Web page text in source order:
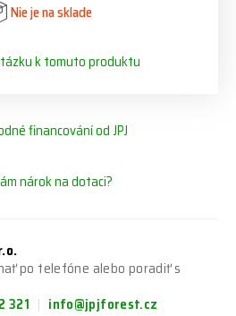
Nie je na sklade
k tomuto produktu
financování od JPJ
nárok na dotaci?
po telefóne alebo poradiť s
321
info@jpjforest.cz